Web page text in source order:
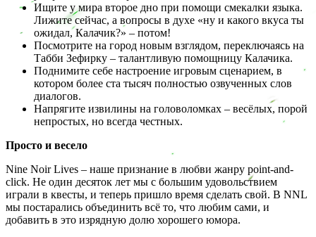
Ищите у мира второе дно при помощи смекалки языка.
Лижите сейчас, а вопросы в духе «ну и какого вкуса ты
ожидал, Калачик?» – потом!
Посмотрите на город новым взглядом, переключаясь на
Табби Зефирку – талантливую помощницу Калачика.
Поднимите себе настроение игровым сценарием, в
котором более ста тысяч полностью озвученных слов
диалогов.
Напрягите извилины на головоломках – весёлых, порой
непростых, но всегда честных.
Просто и весело
Nine Noir Lives – наше признание в любви жанру point-and-
click. Не один десяток лет мы с большим удовольствием
играли в квесты, и теперь пришло время сделать свой. В NNL
мы постарались объединить всё то, что любим сами, и
добавить в это изрядную долю хорошего юмора.